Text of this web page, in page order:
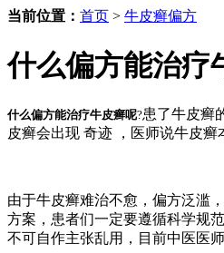
当前位置： 首页 > 牛皮癣偏方
什么偏方能治疗
什么偏方能治疗牛皮癣呢?患了牛皮癣
皮癣会出现 奇迹 ，医师说牛皮
由于牛皮癣难治不愈，偏方泛滥
方案，患者们一定要遵循科学规
不可自作主张乱用，目前中医医